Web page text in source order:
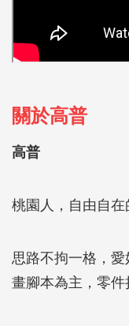
關於高普
高普
桃園人，自由自在
思路不拘一格，
畫腳本為主，零件